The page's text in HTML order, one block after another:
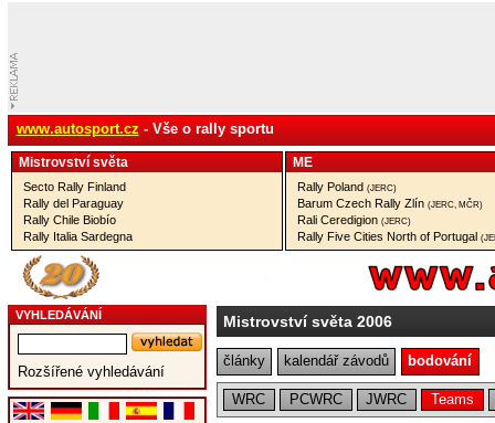
www.autosport.cz - Vše o rally sportu
Mistrovství­ světa
Secto Rally Finland
Rally del Paraguay
Rally Chile Biobío
Rally Italia Sardegna
ME
Rally Poland (JERC)
Barum Czech Rally Zlín (JERC, MČR)
Rali Ceredigion (JERC)
Rally Five Cities North of Portugal
VYHLEDÁVÁNÍ
Rozšířené vyhledávání
Mistrovství světa 2006
články kalendář závodů bodování
WRC PCWRC JWRC Teams